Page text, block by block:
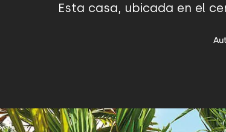
Esta casa, ubicada en el